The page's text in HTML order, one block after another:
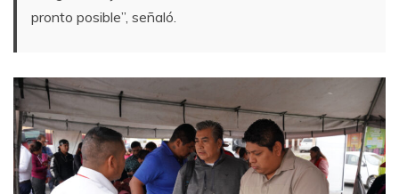
pronto posible”, señaló.